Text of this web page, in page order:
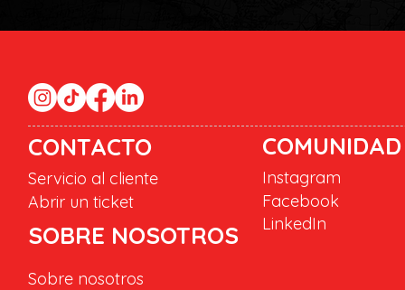
CONTACTO
Servicio al cliente
Abrir un ticket
SOBRE NOSOTROS
COMUNIDAD
Instagram
Facebook
LinkedIn
Sobre nosotros